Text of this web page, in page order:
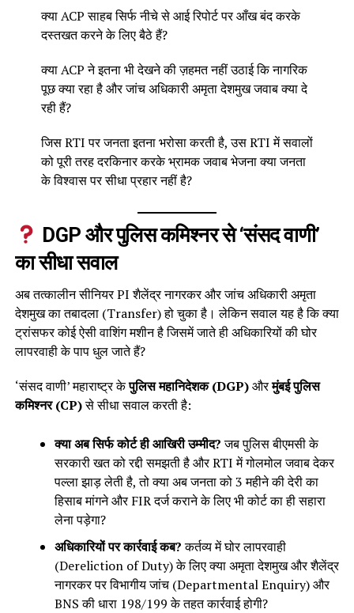
क्या ACP साहब सिर्फ नीचे से आई रिपोर्ट पर आँख बंद करके
दस्तखत करने के लिए बैठे हैं?
क्या ACP ने इतना भी देखने की ज़हमत नहीं उठाई कि नागरिक
पूछ क्या रहा है और जांच अधिकारी अमृता देशमुख जवाब क्या दे
रही हैं?
जिस RTI पर जनता इतना भरोसा करती है, उस RTI में सवालों
को पूरी तरह दरकिनार करके भ्रामक जवाब भेजना क्या जनता
के विश्वास पर सीधा प्रहार नहीं है?
DGP और पुलिस कमिश्नर से ‘संसद वाणी’
का सीधा सवाल
अब तत्कालीन सीनियर PI शैलेंद्र नागरकर और जांच अधिकारी अमृता
देशमुख का तबादला (Transfer) हो चुका है। लेकिन सवाल यह है कि क्या
ट्रांसफर कोई ऐसी वाशिंग मशीन है जिसमें जाते ही अधिकारियों की घोर
लापरवाही के पाप धुल जाते हैं?
‘संसद वाणी’ महाराष्ट्र केपुलिस महानिदेशक (DGP)औरमुंबई पुलिस
कमिश्नर (CP)से सीधा सवाल करती है:
क्या अब सिर्फ कोर्ट ही आखिरी उम्मीद?जब पुलिस बीएमसी के
सरकारी खत को रद्दी समझती है और RTI में गोलमोल जवाब देकर
पल्ला झाड़ लेती है, तो क्या अब जनता को 3 महीने की देरी का
हिसाब मांगने और FIR दर्ज कराने के लिए भी कोर्ट का ही सहारा
लेना पड़ेगा?
अधिकारियों पर कार्रवाई कब?कर्तव्य में घोर लापरवाही
(Dereliction of Duty) के लिए क्या अमृता देशमुख और शैलेंद्र
नागरकर पर विभागीय जांच (Departmental Enquiry) और
BNS की धारा 198/199 के तहत कार्रवाई होगी?